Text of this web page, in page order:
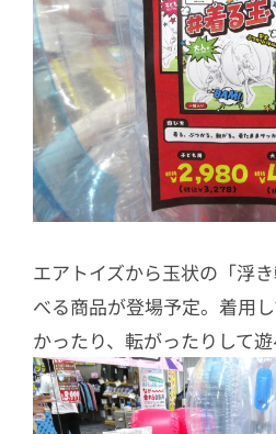
エアトイズから玉状の「浮
べる商品が登場予定。着用
かったり、転がったりして遊